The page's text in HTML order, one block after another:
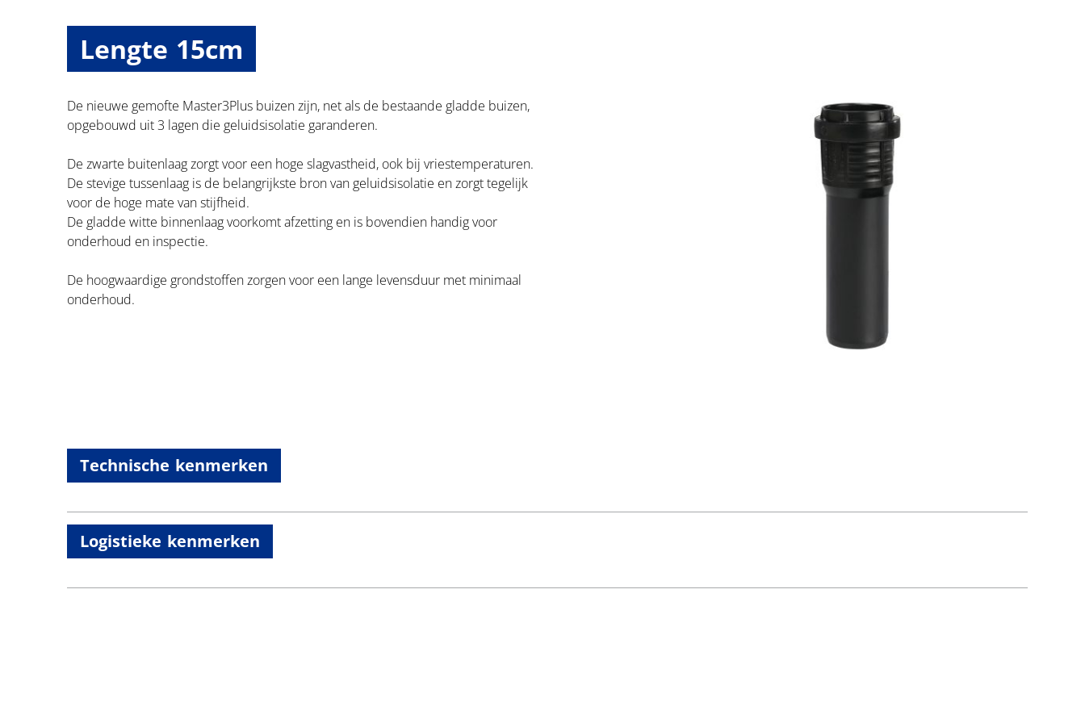
Lengte 15cm
De nieuwe gemofte Master3Plus buizen zijn, net als de bestaande gladde buizen,
opgebouwd uit 3 lagen die geluidsisolatie garanderen.
De zwarte buitenlaag zorgt voor een hoge slagvastheid, ook bij vriestemperaturen.
De stevige tussenlaag is de belangrijkste bron van geluidsisolatie en zorgt tegelijk
voor de hoge mate van stijfheid.
De gladde witte binnenlaag voorkomt afzetting en is bovendien handig voor
onderhoud en inspectie.
De hoogwaardige grondstoffen zorgen voor een lange levensduur met minimaal
onderhoud.
Technische kenmerken
Logistieke kenmerken